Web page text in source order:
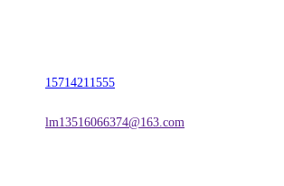
15714211555
lm13516066374@163.com